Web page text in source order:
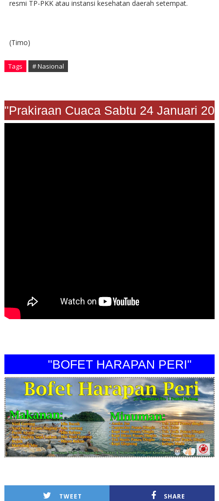
resmi TP-PKK atau instansi kesehatan daerah setempat.
(Timo)
Tags # Nasional
Cuaca Sabtu 24 Januari 2026"
"BOFET HARAPAN PERI"
TWEET SHARE